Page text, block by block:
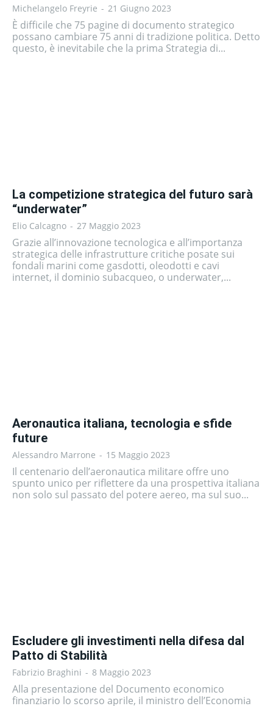
Michelangelo Freyrie - 21 Giugno 2023
È difficile che 75 pagine di documento strategico
possano cambiare 75 anni di tradizione politica. Detto
questo, è inevitabile che la prima Strategia di...
La competizione strategica del futuro sarà
“underwater”
Elio Calcagno - 27 Maggio 2023
Grazie all’innovazione tecnologica e all’importanza
strategica delle infrastrutture critiche posate sui
fondali marini come gasdotti, oleodotti e cavi
internet, il dominio subacqueo, o underwater,...
Aeronautica italiana, tecnologia e sfide
future
Alessandro Marrone - 15 Maggio 2023
Il centenario dell’aeronautica militare offre uno
spunto unico per riflettere da una prospettiva italiana
non solo sul passato del potere aereo, ma sul suo...
Escludere gli investimenti nella difesa dal
Patto di Stabilità
Fabrizio Braghini - 8 Maggio 2023
Alla presentazione del Documento economico
finanziario lo scorso aprile, il ministro dell’Economia